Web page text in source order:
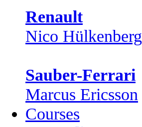
Renault
Nico Hülkenberg
Sauber-Ferrari
Marcus Ericsson
Courses